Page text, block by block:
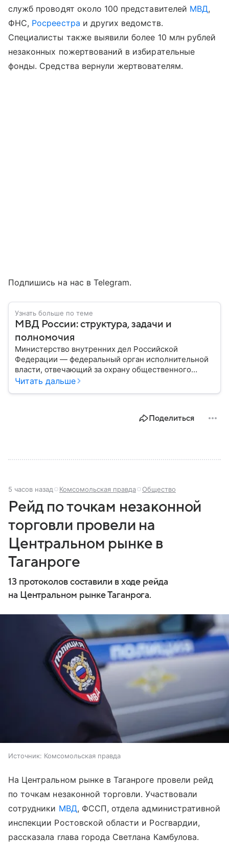
служб проводят около 100 представителей МВД,
ФНС, Росреестра и других ведомств.
Специалисты также выявили более 10 млн рублей
незаконных пожертвований в избирательные
фонды. Средства вернули жертвователям.
Подпишись на нас в Telegram.
Узнать больше по теме
МВД России: структура, задачи и
полномочия
Министерство внутренних дел Российской
Федерации — федеральный орган исполнительной
власти, отвечающий за охрану общественного
порядка, борьбу с преступностью, обеспечение
России, какие задачи выполняет министерство, как
Читать дальше
Поделиться
5 часов назад Комсомольская правда Общество
Рейд по точкам незаконной
торговли провели на
Центральном рынке в
Таганроге
13 протоколов составили в ходе рейда
на Центральном рынке Таганрога.
Источник: Комсомольская правда
На Центральном рынке в Таганроге провели рейд
по точкам незаконной торговли. Участвовали
сотрудники МВД, ФССП, отдела административной
инспекции Ростовской области и Росгвардии,
рассказала глава города Светлана Камбулова.